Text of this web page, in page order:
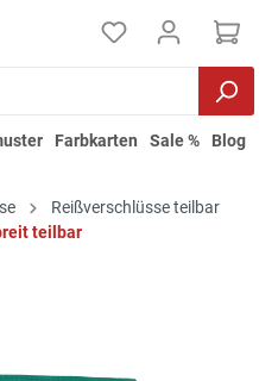
Farbkarten Sale % Blog
Reißverschlüsse teilbar
teilbar